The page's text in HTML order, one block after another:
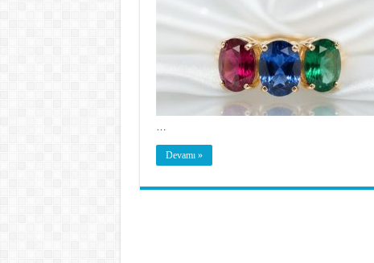
…
Devamı »